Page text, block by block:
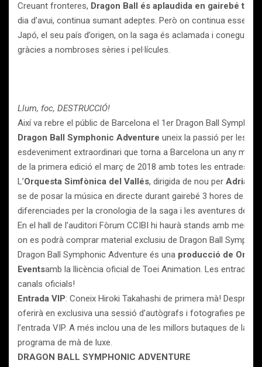
Creuant fronteres, Dragon Ball és aplaudida en gairebé tots
dia d’avui, continua sumant adeptes. Però on continua essent
Japó, el seu país d’origen, on la saga és aclamada i coneguda
gràcies a nombroses sèries i pel·lícules.
Llum, foc, DESTRUCCIÓ!
Així va rebre el públic de Barcelona el 1er Dragon Ball
Dragon Ball Symphonic Adventure uneix la passió per les
esdeveniment extraordinari que torna a Barcelona un any més
de la primera edició el març de 2018 amb totes les entrades
L’Orquesta Simfònica del Vallés, dirigida de nou per Adrián
se de posar la música en directe durant gairebé 3 hores de
diferenciades per la cronologia de la saga i les aventures dels
En el hall de l’auditori Fòrum CCIBI hi haurà stands amb
on es podrà comprar material exclusiu de Dragon Ball
Dragon Ball Symphonic Adventure és una producció de
Eventsamb la llicència oficial de Toei Animation. Les entrades
canals oficials!
Entrada VIP: Coneix Hiroki Takahashi de primera mà! Després
oferirà en exclusiva una sessió d’autògrafs i fotografies per a
l’entrada VIP. A més inclou una de les millors butaques de la
programa de mà de luxe.
DRAGON BALL SYMPHONIC ADVENTURE